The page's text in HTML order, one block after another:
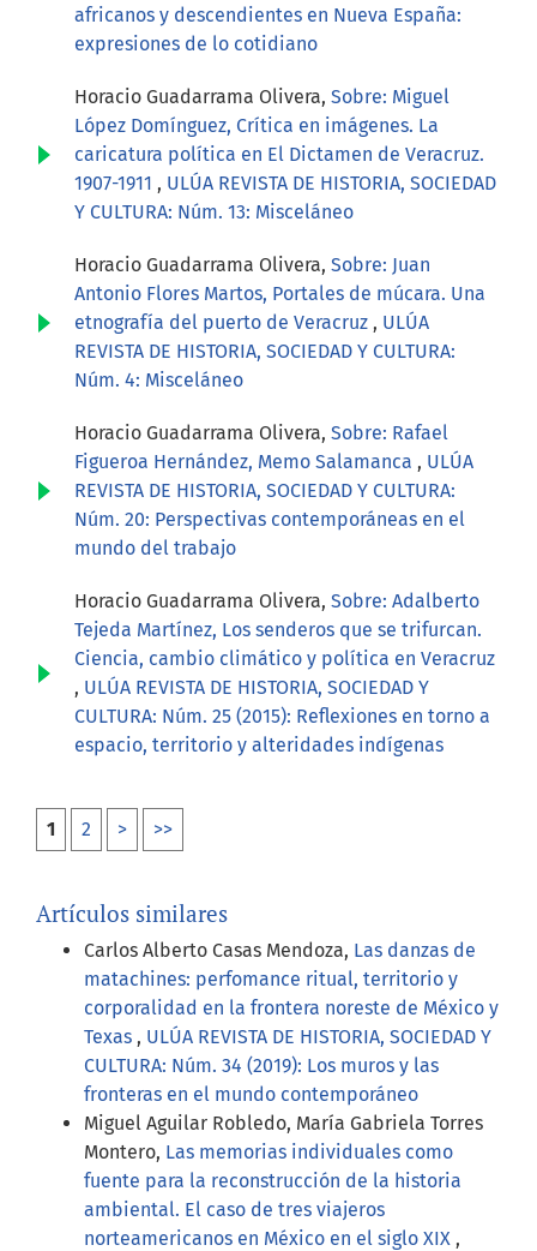
africanos y descendientes en Nueva España:
expresiones de lo cotidiano
Horacio Guadarrama Olivera, Sobre: Miguel
López Domínguez, Crítica en imágenes. La
caricatura política en El Dictamen de Veracruz.
1907-1911 , ULÚA REVISTA DE HISTORIA, SOCIEDAD
Y CULTURA: Núm. 13: Misceláneo
Horacio Guadarrama Olivera, Sobre: Juan
Antonio Flores Martos, Portales de múcara. Una
etnografía del puerto de Veracruz , ULÚA
REVISTA DE HISTORIA, SOCIEDAD Y CULTURA:
Núm. 4: Misceláneo
Horacio Guadarrama Olivera, Sobre: Rafael
Figueroa Hernández, Memo Salamanca , ULÚA
REVISTA DE HISTORIA, SOCIEDAD Y CULTURA:
Núm. 20: Perspectivas contemporáneas en el
mundo del trabajo
Horacio Guadarrama Olivera, Sobre: Adalberto
Tejeda Martínez, Los senderos que se trifurcan.
Ciencia, cambio climático y política en Veracruz
, ULÚA REVISTA DE HISTORIA, SOCIEDAD Y
CULTURA: Núm. 25 (2015): Reflexiones en torno a
espacio, territorio y alteridades indígenas
1 2 > >>
Artículos similares
Carlos Alberto Casas Mendoza, Las danzas de
matachines: perfomance ritual, territorio y
corporalidad en la frontera noreste de México y
Texas , ULÚA REVISTA DE HISTORIA, SOCIEDAD Y
CULTURA: Núm. 34 (2019): Los muros y las
fronteras en el mundo contemporáneo
Miguel Aguilar Robledo, María Gabriela Torres
Montero, Las memorias individuales como
fuente para la reconstrucción de la historia
ambiental. El caso de tres viajeros
norteamericanos en México en el siglo XIX ,